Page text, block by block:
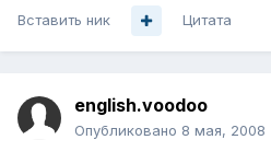
Вставить ник Цитата
english.voodoo
Опубликовано 8 мая, 2008